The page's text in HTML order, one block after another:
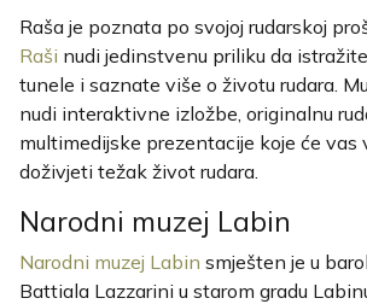
Raša je poznata po svojoj rudarskoj
Raši nudi jedinstvenu priliku da
tunele i saznate više o životu rudara.
nudi interaktivne izložbe, originalnu
multimedijske prezentacije koje će vas
doživjeti težak život rudara.
Narodni muzej Labin
Narodni muzej Labin smješten je u
Battiala Lazzarini u starom gradu